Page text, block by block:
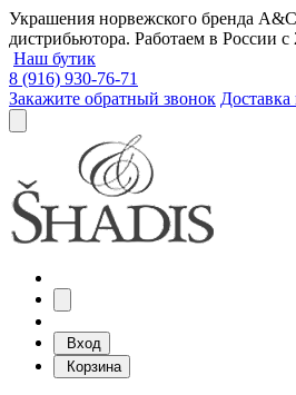
Украшения норвежского бренда
дистрибьютора. Работаем в России с
Наш бутик
8 (916) 930-76-71
Закажите обратный звонок Доставка
Вход
Корзина